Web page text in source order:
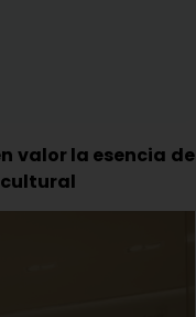
valor la esencia de